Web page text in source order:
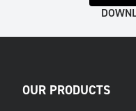
OUR PRODUCTS